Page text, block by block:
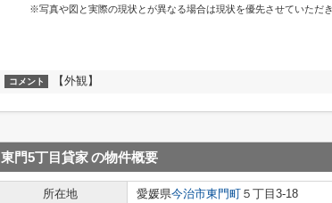
※写真や図と実際の現状とが異なる場合は現状を優先させていただ
コメント 【外観】
東門5丁目貸家の物件概要
所在地 愛媛県今治市東門町 ５丁目3-18